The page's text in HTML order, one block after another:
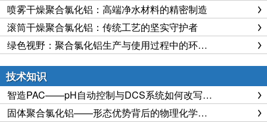
喷雾干燥聚合氯化铝：高端净水材料的精密制造
滚筒干燥聚合氯化铝：传统工艺的坚实守护者
绿色视野：聚合氯化铝生产与使用过程中的环境足迹与可持续性评估
技术知识
智造PAC——pH自动控制与DCS系统如何改写生产规则
固体聚合氯化铝——形态优势背后的物理化学、储存溶解动力学与全生命周期成本分析